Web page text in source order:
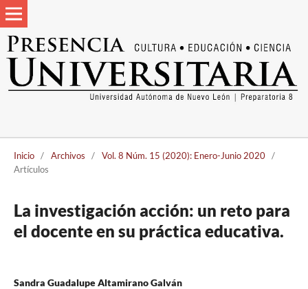
Inicio / Archivos / Vol. 8 Núm. 15 (2020): Enero-Junio 2020 /
Artículos
La investigación acción: un reto para
el docente en su práctica educativa.
Sandra Guadalupe Altamirano Galván